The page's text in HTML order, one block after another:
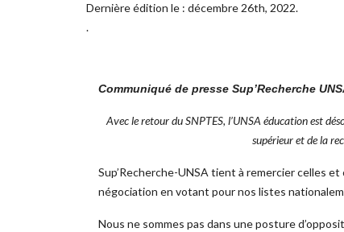
Dernière édition le : décembre 26th, 2022.
.
Communiqué de presse Sup’Recherche
Avec le retour du SNPTES, l’UNSA éducation est
supérieur et de la
Sup’Recherche-UNSA tient à remercier celles
négociation en votant pour nos listes
Nous ne sommes pas dans une posture